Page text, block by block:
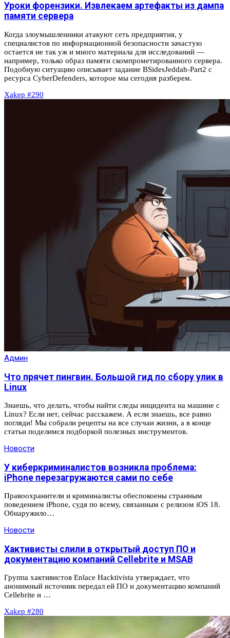
Уроки форензики. Извлекаем артефакты из дампа
памяти сервера
Когда злоумышленники атакуют сеть предприятия, у
специалистов по информационной безопасности зачастую
остается не так уж и много материала для исследований —
например, только образ памяти скомпрометированного сервера.
Подобную ситуацию описывает задание BSidesJeddah-Part2 с
ресурса CyberDefenders, которое мы сегодня разберем.
Xakep #290
Админ
Что прячет пингвин. Большой гид по сбору улик в
Linux
Зна­ешь, что делать, чтобы найти следы инцидента на машине с
Linux? Если нет, сей­час рас­ска­жем. А если зна­ешь, все рав­но
пог­ляди! Мы соб­рали рецеп­ты на все слу­чаи жиз­ни, а в кон­це
статьи поделим­ся под­боркой полез­ных инс­тру­мен­тов.
Новости
У киберкриминалистов возникла проблема:
iPhone перезагружаются сами по себе
Правоохранители и криминалисты обеспокоены странным
поведением iPhone, судя по всему, связанным с релизом iOS 18.
Обнаружило…
Новости
Хактивисты слили в открытый доступ ПО и
документацию компаний Cellebrite и MSAB
Группа хактивистов Enlace Hacktivista утверждает, что
анонимный источник передал ей ПО и документацию компаний
Cellebrite и …
Xakep #280